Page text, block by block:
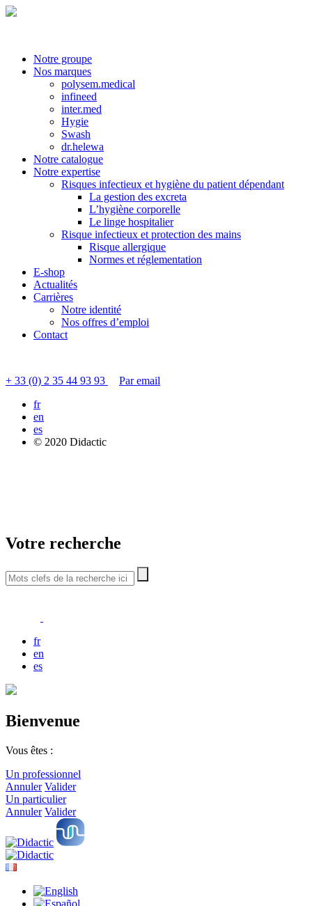
Notre groupe
Nos marques
polysem.medical
infineed
inter.med
Hygie
Swash
dr.helewa
Notre catalogue
Notre expertise
Risques infectieux et hygiène du patient dépendant
La gestion des excreta
L’hygiène corporelle
Le linge hospitalier
Risque infectieux et protection des mains
Risque allergique
Normes et réglementation
E-shop
Actualités
Carrières
Notre identité
Nos offres d’emploi
Contact
+ 33 (0) 2 35 44 93 93
Par email
fr
en
es
© 2020 Didactic
Votre recherche
fr
en
es
Bienvenue
Vous êtes :
Un professionnel
Annuler Valider
Un particulier
Annuler Valider